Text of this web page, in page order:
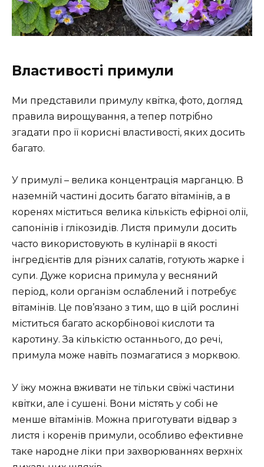
Властивості примули
Ми представили примулу квітка, фото, догляд
правила вирощування, а тепер потрібно
згадати про її корисні властивості, яких досить
багато.
У примулі – велика концентрація марганцю. В
наземній частині досить багато вітамінів, а в
коренях міститься велика кількість ефірної олії,
сапонінів і глікозидів. Листя примули досить
часто використовують в кулінарії в якості
інгредієнтів для різних салатів, готують жарке і
супи. Дуже корисна примула у весняний
період, коли організм ослаблений і потребує
вітамінів. Це пов’язано з тим, що в цій рослині
міститься багато аскорбінової кислоти та
каротину. За кількістю останнього, до речі,
примула може навіть позмагатися з морквою.
У їжу можна вживати не тільки свіжі частини
квітки, але і сушені. Вони містять у собі не
менше вітамінів. Можна приготувати відвар з
листя і коренів примули, особливо ефективне
таке народне ліки при захворюваннях верхніх